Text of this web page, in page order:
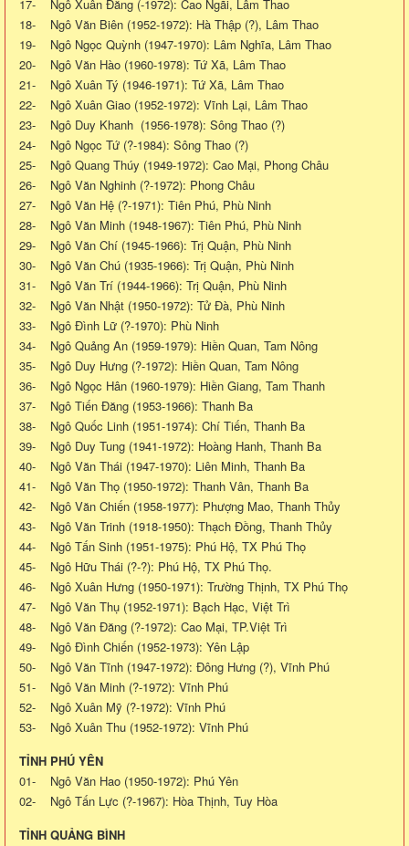
17- Ngô Xuân Đăng (-1972): Cao Ngãi, Lâm Thao
18- Ngô Văn Biên (1952-1972): Hà Thập (?), Lâm Thao
19- Ngô Ngọc Quỳnh (1947-1970): Lâm Nghĩa, Lâm Thao
20- Ngô Văn Hào (1960-1978): Tứ Xã, Lâm Thao
21- Ngô Xuân Tý (1946-1971): Tứ Xã, Lâm Thao
22- Ngô Xuân Giao (1952-1972): Vĩnh Lại, Lâm Thao
23- Ngô Duy Khanh (1956-1978): Sông Thao (?)
24- Ngô Ngọc Tứ (?-1984): Sông Thao (?)
25- Ngô Quang Thúy (1949-1972): Cao Mại, Phong Châu
26- Ngô Văn Nghinh (?-1972): Phong Châu
27- Ngô Văn Hệ (?-1971): Tiên Phú, Phù Ninh
28- Ngô Văn Minh (1948-1967): Tiên Phú, Phù Ninh
29- Ngô Văn Chí (1945-1966): Trị Quận, Phù Ninh
30- Ngô Văn Chú (1935-1966): Trị Quận, Phù Ninh
31- Ngô Văn Trí (1944-1966): Trị Quận, Phù Ninh
32- Ngô Văn Nhật (1950-1972): Tử Đà, Phù Ninh
33- Ngô Đình Lữ (?-1970): Phù Ninh
34- Ngô Quảng An (1959-1979): Hiền Quan, Tam Nông
35- Ngô Duy Hưng (?-1972): Hiền Quan, Tam Nông
36- Ngô Ngọc Hân (1960-1979): Hiền Giang, Tam Thanh
37- Ngô Tiến Đăng (1953-1966): Thanh Ba
38- Ngô Quốc Linh (1951-1974): Chí Tiến, Thanh Ba
39- Ngô Duy Tung (1941-1972): Hoàng Hanh, Thanh Ba
40- Ngô Văn Thái (1947-1970): Liên Minh, Thanh Ba
41- Ngô Văn Thọ (1950-1972): Thanh Vân, Thanh Ba
42- Ngô Văn Chiến (1958-1977): Phượng Mao, Thanh Thủy
43- Ngô Văn Trinh (1918-1950): Thạch Đồng, Thanh Thủy
44- Ngô Tấn Sinh (1951-1975): Phú Hộ, TX Phú Thọ
45- Ngô Hữu Thái (?-?): Phú Hộ, TX Phú Thọ.
46- Ngô Xuân Hưng (1950-1971): Trường Thịnh, TX Phú Thọ
47- Ngô Văn Thụ (1952-1971): Bạch Hạc, Việt Trì
48- Ngô Văn Đăng (?-1972): Cao Mại, TP.Việt Trì
49- Ngô Đình Chiến (1952-1973): Yên Lập
50- Ngô Văn Tĩnh (1947-1972): Đông Hưng (?), Vĩnh Phú
51- Ngô Văn Minh (?-1972): Vĩnh Phú
52- Ngô Xuân Mỹ (?-1972): Vĩnh Phú
53- Ngô Xuân Thu (1952-1972): Vĩnh Phú
TỈNH PHÚ YÊN
01- Ngô Văn Hao (1950-1972): Phú Yên
02- Ngô Tấn Lực (?-1967): Hòa Thịnh, Tuy Hòa
TỈNH QUẢNG BÌNH